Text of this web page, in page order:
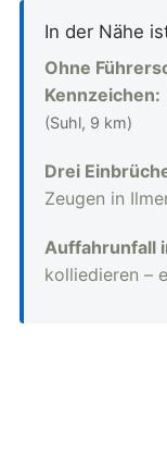
In der Nähe
Ohne
Kennzeichen:
(Suhl, 9 km)
Drei
Zeugen in
Auffahrunfall
kolliedieren –